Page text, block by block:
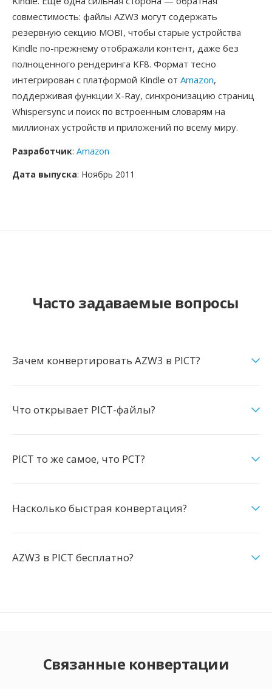
совместимость: файлы AZW3 могут содержать
резервную секцию MOBI, чтобы старые устройства
Kindle по-прежнему отображали контент, даже без
полноценного рендеринга KF8. Формат тесно
интегрирован с платформой Kindle от Amazon,
поддерживая функции X-Ray, синхронизацию страниц
Whispersync и поиск по встроенным словарям на
миллионах устройств и приложений по всему миру.
Разработчик: Amazon
Дата выпуска: Ноябрь 2011
Часто задаваемые вопросы
Зачем конвертировать AZW3 в PICT?
Что открывает PICT-файлы?
PICT то же самое, что PCT?
Насколько быстрая конвертация?
AZW3 в PICT бесплатно?
Связанные конвертации